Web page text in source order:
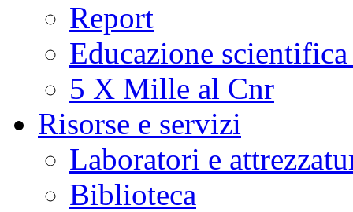
Report
Educazione
5 X Mille al Cnr
Risorse e servizi
Laboratori e
Biblioteca